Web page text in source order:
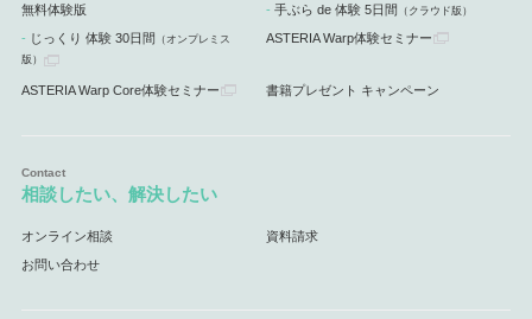
無料体験版 手ぶら de 体験 5日間 （クラウド版）
じっくり 体験 30日間 （オンプレミス
版）
ASTERIA Warp体験セミナー
ASTERIA Warp Core体験セミナー 書籍プレゼント キャンペーン
相談したい、解決したい
オンライン相談 資料請求
お問い合わせ